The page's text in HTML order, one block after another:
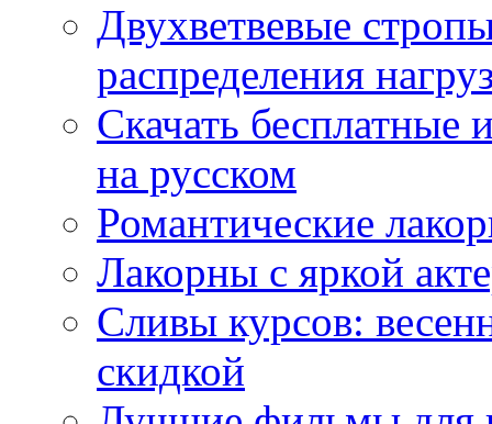
Двухветвевые
распределения
Скачать
на русском
Романтические
Лакорны с яркой
Сливы курсов:
скидкой